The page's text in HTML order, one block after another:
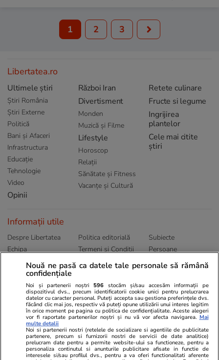
1 2 3
Libertatea.ro
Ultimele știri
Știri România
Știri Externe
Politică
Bani și Afaceri
Infrastructura
Educație
Tehnologie
Video
Opinii
Război Iran
Divertisment
Monden
Muzică și Filme
Lifestyle
Horoscop
Relații
Sănătate și Fitness
Vacanțe și Cultură
Retete culinare
Fructe si legume
Ingrijirea
plantelor
Cele mai citite
știri
Informații utile
Despre Libertatea
Echipa
Publicitate
Politica de
Politica editorială
Termeni și Conditii
Abonamente
Subiecte
Persoane
Sitemap
Ringier România
Libertatea pentru
Unica.ro
Program TV
ELLE
Gazeta Sporturilor
Stiri mondene
Calculator sarcina
Locuri de muncă
Imobiliare.ro
Jobradar24
Imoradar24
Nouă ne pasă ca datele tale personale să rămână
confidențiale
Noi și partenerii noștri 596 stocăm și/sau accesăm informații pe
dispozitivul dvs., precum identificatorii cookie unici pentru prelucrarea
datelor cu caracter personal. Puteți accepta sau gestiona preferințele dvs.
făcând clic mai jos, respectiv vă puteți opune utilizării unui interes legitim
în orice moment pe pagina cu politica de confidențialitate. Aceste alegeri
vor fi raportate partenerilor noștri și nu vă vor afecta navigarea. Mai
multe detalii
Noi si partenerii nostri (retelele de socializare si agentiile de publicitate
partenere, precum si furnizorii nostri de servicii de date analitice)
prelucram date pentru a permite website-ului sa functioneze, pentru a
personaliza continutul si anunturile publicitare afisate in functie de
interesele si/sau profilul dvs., pentru a va oferi functionalitati aferente